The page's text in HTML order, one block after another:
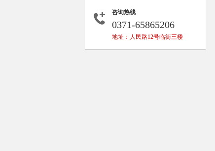
咨询热线
0371-65865206
地址：人民路12号临街三楼